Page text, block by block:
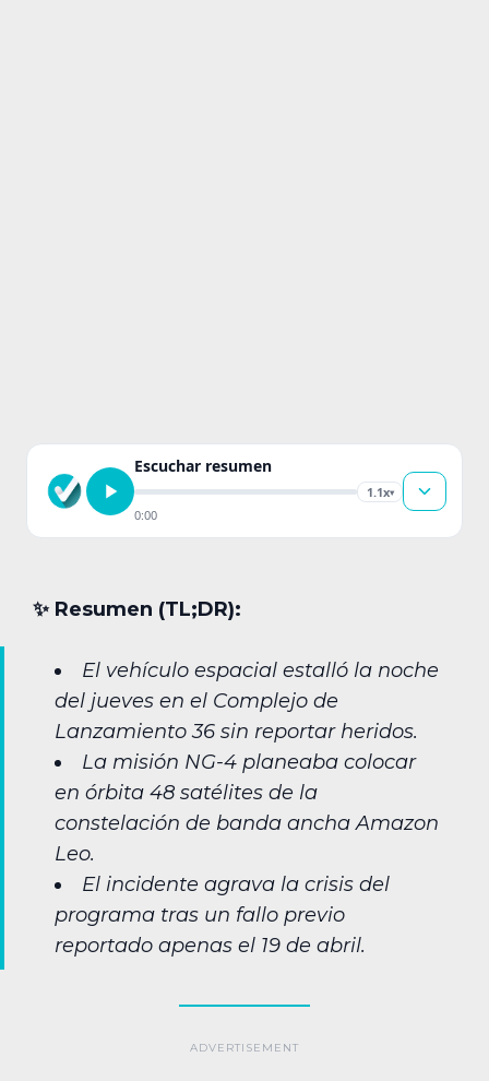
Escuchar resumen
1.1x▾
0:00
✨︎ Resumen (TL;DR):
El vehículo espacial estalló la noche
del jueves en el Complejo de
Lanzamiento 36 sin reportar heridos.
La misión NG-4 planeaba colocar
en órbita 48 satélites de la
constelación de banda ancha Amazon
Leo.
El incidente agrava la crisis del
programa tras un fallo previo
reportado apenas el 19 de abril.